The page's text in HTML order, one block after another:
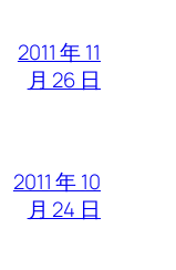
2011 年 11
月 26 日
2011 年 10
月 24 日